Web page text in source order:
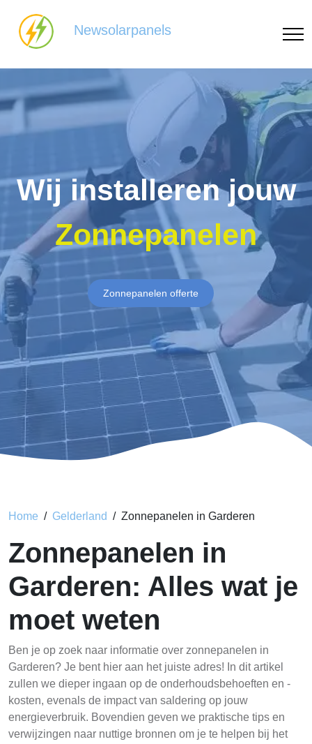
Newsolarpanels
Wij installeren jouw
Zonnepanelen
Zonnepanelen offerte
Home Gelderland Zonnepanelen in Garderen
Zonnepanelen in
Garderen: Alles wat je
moet weten
Ben je op zoek naar informatie over zonnepanelen in
Garderen? Je bent hier aan het juiste adres! In dit artikel
zullen we dieper ingaan op de onderhoudsbehoeften en -
kosten, evenals de impact van saldering op jouw
energieverbruik. Bovendien geven we praktische tips en
verwijzingen naar nuttige bronnen om je te helpen bij het